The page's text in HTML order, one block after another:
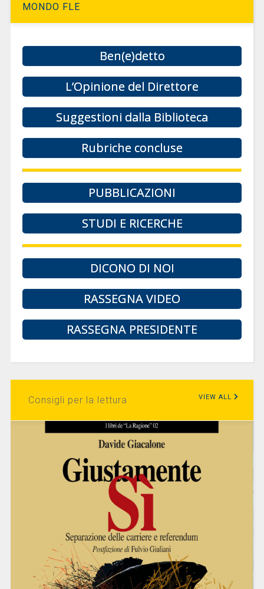
MONDO FLE
Ben(e)detto
L’Opinione del Direttore
Suggestioni dalla Biblioteca
Rubriche concluse
PUBBLICAZIONI
STUDI E RICERCHE
DICONO DI NOI
RASSEGNA VIDEO
RASSEGNA PRESIDENTE
Consigli per la lettura VIEW ALL